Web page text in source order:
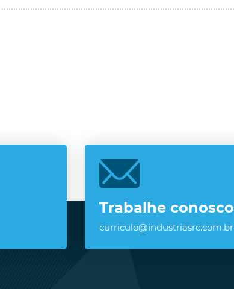
Trabalhe conosco
curriculo@industriasrc.com.br